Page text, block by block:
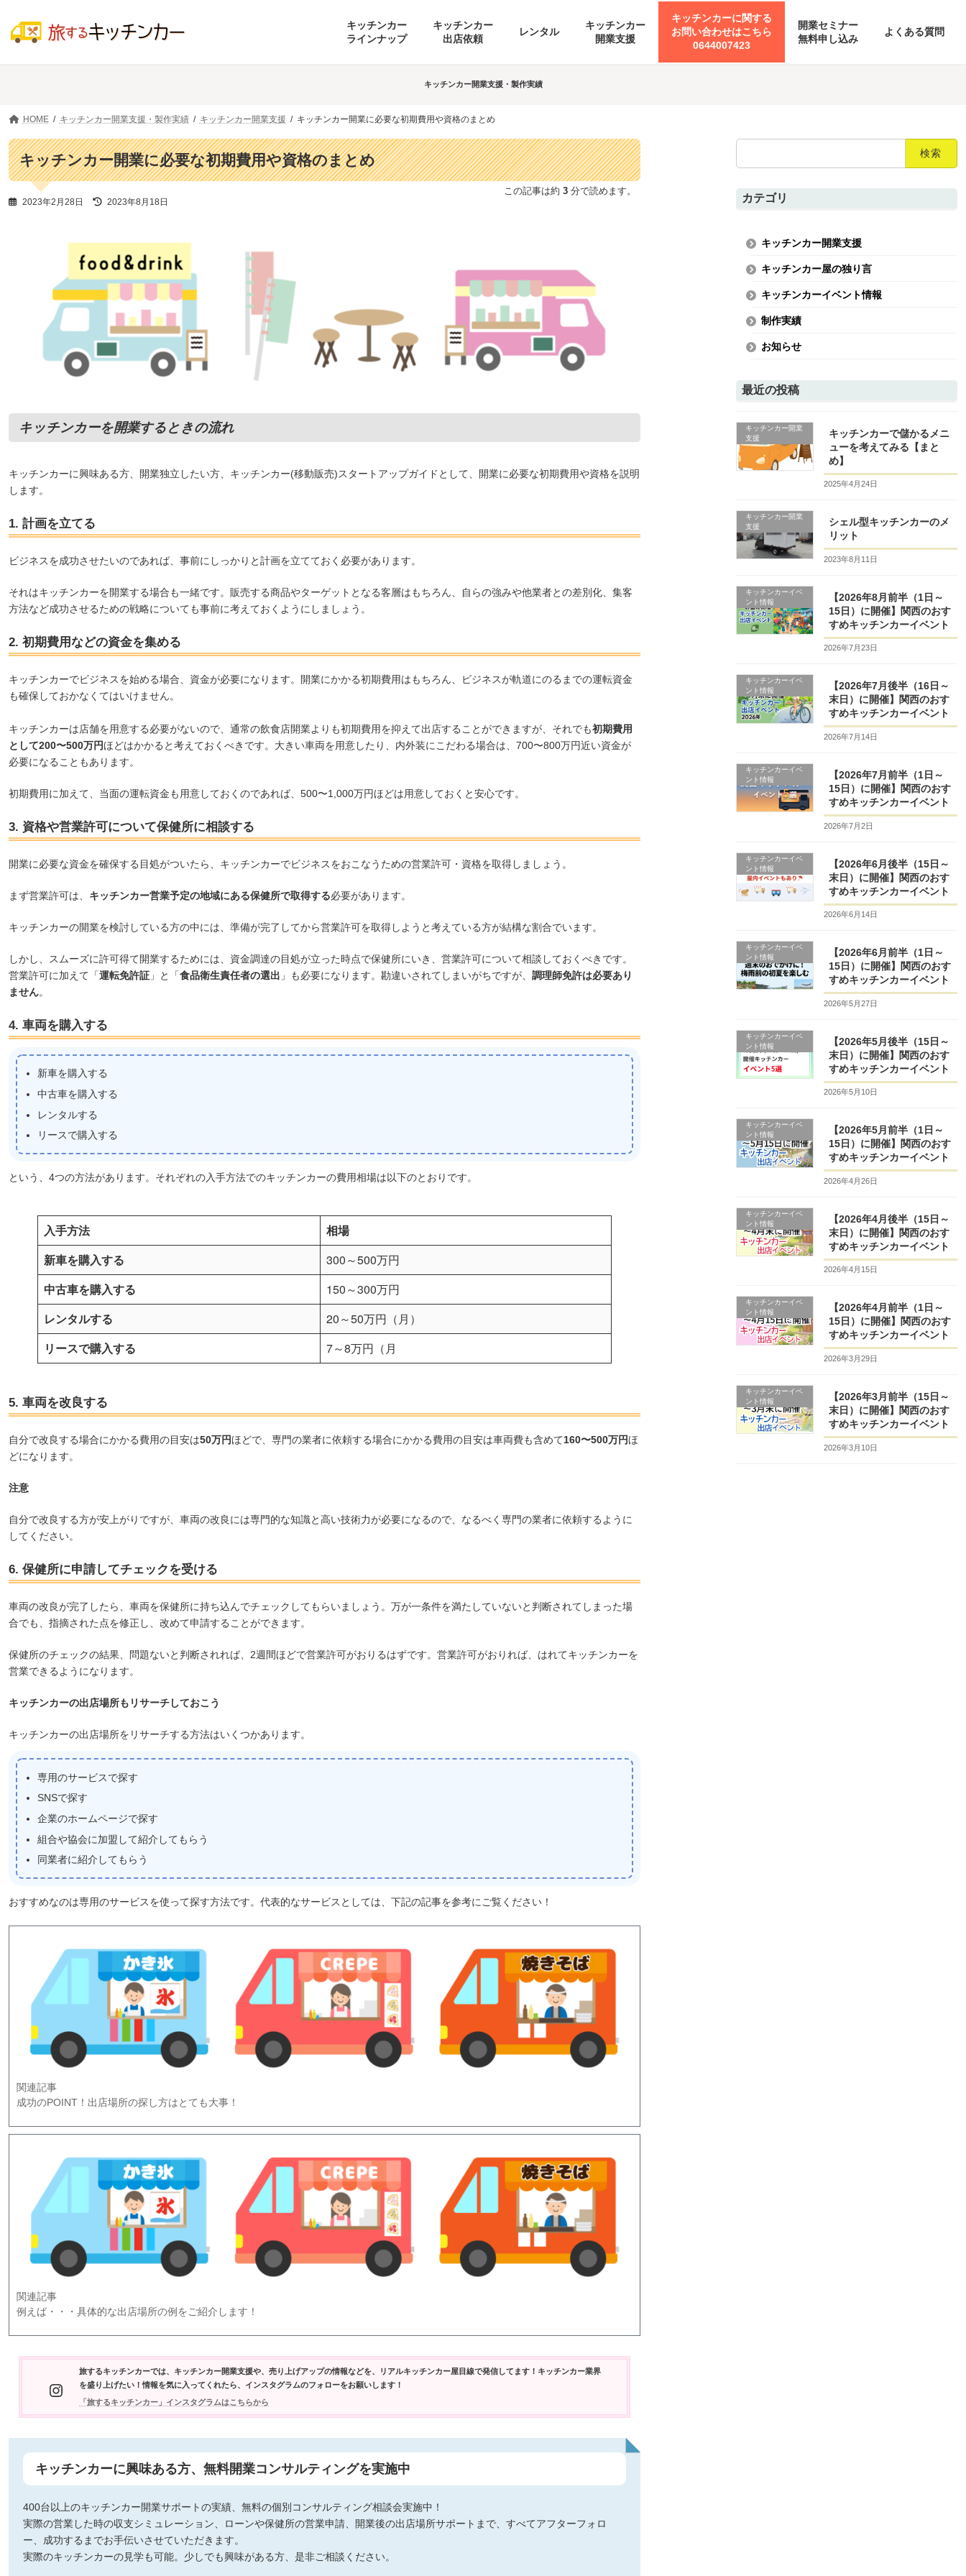
キッチンカー
ラインナップ
キッチンカー
出店依頼
レンタル
キッチンカー
開業支援
キッチンカーに関する
お問い合わせはこちら
0644007423
開業セミナー
無料申し込み
よくある質問
キッチンカー開業支援・製作実績
HOME キッチンカー開業支援・製作実績 キッチンカー開業支援 キッチンカー開業に必要な初期費用や資格のまとめ
キッチンカー開業に必要な初期費用や資格のまとめ
2023年2月28日
最
時
:
2023年8月18日
この記事は約 3分で読めます。
キッチンカーを開業するときの流れ
キッチンカーに興味ある方、開業独立したい方、キッチンカー(移動販売)スタートアップガイドとして、開業に必要な初期費用や資格を説明
します。
1. 計画を立てる
ビジネスを成功させたいのであれば、事前にしっかりと計画を立てておく必要があります。
それはキッチンカーを開業する場合も一緒です。販売する商品やターゲットとなる客層はもちろん、自らの強みや他業者との差別化、集客
方法など成功させるための戦略についても事前に考えておくようにしましょう。
2. 初期費用などの資金を集める
キッチンカーでビジネスを始める場合、資金が必要になります。開業にかかる初期費用はもちろん、ビジネスが軌道にのるまでの運転資金
も確保しておかなくてはいけません。
キッチンカーは店舗を用意する必要がないので、通常の飲食店開業よりも初期費用を抑えて出店することができますが、それでも初期費用
として200〜500万円ほどはかかると考えておくべきです。大きい車両を用意したり、内外装にこだわる場合は、700〜800万円近い資金が
必要になることもあります。
初期費用に加えて、当面の運転資金も用意しておくのであれば、500〜1,000万円ほどは用意しておくと安心です。
3. 資格や営業許可について保健所に相談する
開業に必要な資金を確保する目処がついたら、キッチンカーでビジネスをおこなうための営業許可・資格を取得しましょう。
まず営業許可は、 キッチンカー営業予定の地域にある保健所で取得する必要があります。
キッチンカーの開業を検討している方の中には、準備が完了してから営業許可を取得しようと考えている方が結構な割合でいます。
しかし、スムーズに許可得て開業するためには、資金調達の目処が立った時点で保健所にいき、営業許可について相談しておくべきです。
営業許可に加えて「運転免許証 」と「食品衛生責任者の選出 」も必要になります。勘違いされてしまいがちですが、 調理師免許は必要あり
ません。
4. 車両を購入する
新車を購入する
中古車を購入する
レンタルする
リースで購入する
という、4つの方法があります。それぞれの入手方法でのキッチンカーの費用相場は以下のとおりです。
入手方法
相場
新車を購入する
300～500万円
中古車を購入する
150～300万円
レンタルする
20～50万円（月）
リースで購入する
7～8万円（月
5. 車両を改良する
自分で改良する場合にかかる費用の目安は50万円ほどで、専門の業者に依頼する場合にかかる費用の目安は車両費も含めて160〜500万円ほ
どになります。
注意
自分で改良する方が安上がりですが、車両の改良には専門的な知識と高い技術力が必要になるので、なるべく専門の業者に依頼するように
してください。
6. 保健所に申請してチェックを受ける
車両の改良が完了したら、車両を保健所に持ち込んでチェックしてもらいましょう。万が一条件を満たしていないと判断されてしまった場
合でも、指摘された点を修正し、改めて申請することができます。
保健所のチェックの結果、問題ないと判断されれば、2週間ほどで営業許可がおりるはずです。営業許可がおりれば、はれてキッチンカーを
営業できるようになります。
キッチンカーの出店場所もリサーチしておこう
キッチンカーの出店場所をリサーチする方法はいくつかあります。
専用のサービスで探す
SNSで探す
企業のホームページで探す
組合や協会に加盟して紹介してもらう
同業者に紹介してもらう
おすすめなのは専用のサービスを使って探す方法です。代表的なサービスとしては、下記の記事を参考にご覧ください！
関連記事
成功のPOINT！出店場所の探し方はとても大事！
関連記事
例えば・・・具体的な出店場所の例をご紹介します！
Instagram
旅するキッチンカーでは、キッチンカー開業支援や、売り上げアップの情報などを、リアルキッチンカー屋目線で発信してます！キッチンカー業界
を盛り上げたい！情報を気に入ってくれたら、インスタグラムのフォローをお願いします！
「旅するキッチンカー」インスタグラムはこちらから
キッチンカーに興味ある方、無料開業コンサルティングを実施中
400台以上のキッチンカー開業サポートの実績、無料の個別コンサルティング相談会実施中！
実際の営業した時の収支シミュレーション、ローンや保健所の営業申請、開業後の出店場所サポートまで、すべてアフターフォロ
ー、成功するまでお手伝いさせていただきます。
実際のキッチンカーの見学も可能。少しでも興味がある方、是非ご相談ください。
検
カテゴリ
キッチンカー開業支援
キッチンカー屋の独り言
キッチンカーイベント情報
制作実績
お知らせ
最近の投稿
キッチンカー開業
支援
キッチンカーで儲かるメニ
ューを考えてみる【まと
め】
2025年4月24日
キッチンカー開業
支援
シェル型キッチンカーのメ
リット
2023年8月11日
キッチンカーイベ
ント情報
【2026年8月前半（1日～
15日）に開催】関西のおす
すめキッチンカーイベント
2026年7月23日
キッチンカーイベ
ント情報
【2026年7月後半（16日～
末日）に開催】関西のおす
すめキッチンカーイベント
2026年7月14日
キッチンカーイベ
ント情報
【2026年7月前半（1日～
15日）に開催】関西のおす
すめキッチンカーイベント
2026年7月2日
キッチンカーイベ
ント情報
【2026年6月後半（15日～
末日）に開催】関西のおす
すめキッチンカーイベント
2026年6月14日
キッチンカーイベ
ント情報
【2026年6月前半（1日～
15日）に開催】関西のおす
すめキッチンカーイベント
2026年5月27日
キッチンカーイベ
ント情報
【2026年5月後半（15日～
末日）に開催】関西のおす
すめキッチンカーイベント
2026年5月10日
キッチンカーイベ
ント情報
【2026年5月前半（1日～
15日）に開催】関西のおす
すめキッチンカーイベント
2026年4月26日
キッチンカーイベ
ント情報
【2026年4月後半（15日～
末日）に開催】関西のおす
すめキッチンカーイベント
2026年4月15日
キッチンカーイベ
ント情報
【2026年4月前半（1日～
15日）に開催】関西のおす
すめキッチンカーイベント
2026年3月29日
キッチンカーイベ
ント情報
【2026年3月前半（15日～
末日）に開催】関西のおす
すめキッチンカーイベント
2026年3月10日